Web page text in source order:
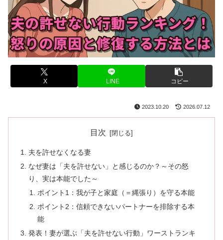
X LINE コピー
2023.10.20 2026.07.12
目次
夫を許せなくなる妻
なぜ妻は「夫を許せない」と感じるのか？～その怒
り、実は本能でした～
ポイント1：我が子と家庭（＝縄張り）を守る本能
ポイント2：信頼できないパートナーを排除する本
能
発表！妻が選ぶ「夫を許せない行動」ワーストランキ